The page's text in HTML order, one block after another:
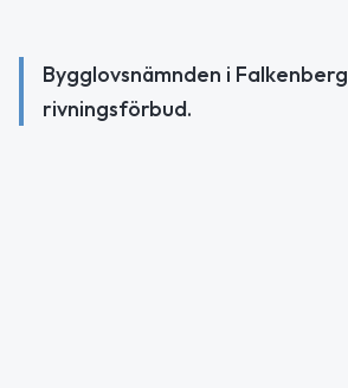
Bygglovsnämnden i
rivningsförbud.